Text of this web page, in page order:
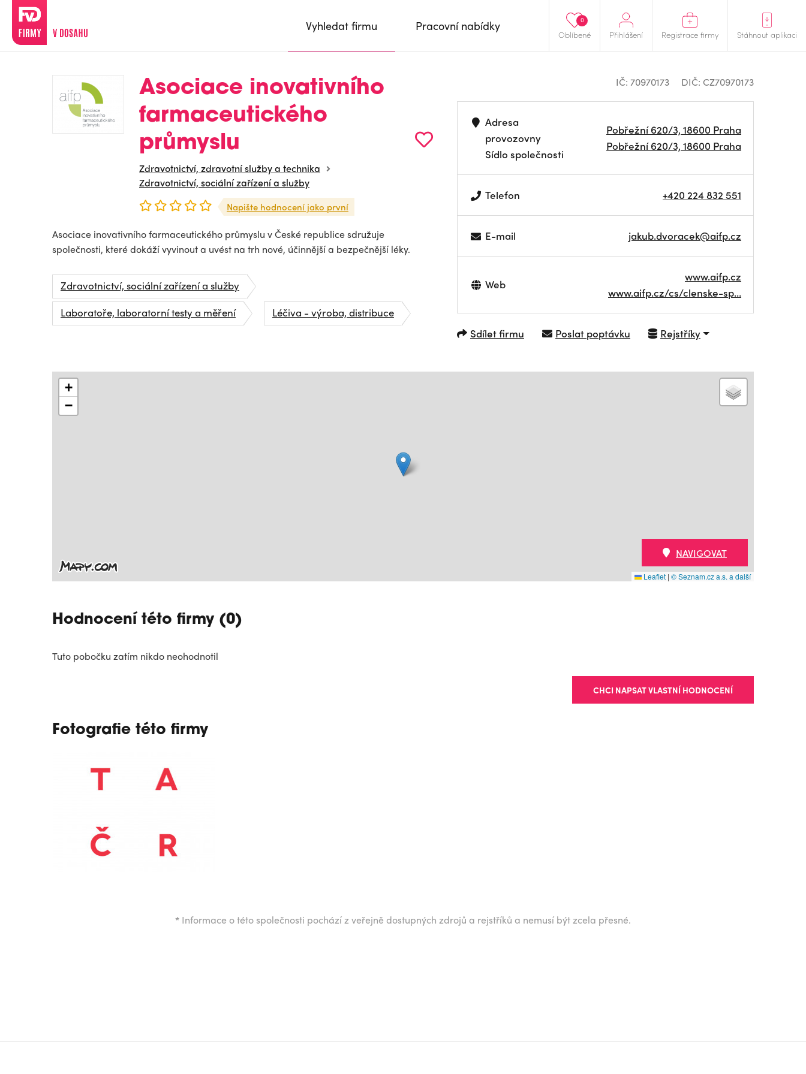
Oblíbené
0
Přihlášení Registrace firmy Stáhnout aplikaci
Vyhledat firmu Pracovní nabídky
Asociace inovativního
farmaceutického
průmyslu
Zdravotnictví, zdravotní služby a technika
Zdravotnictví, sociální zařízení a služby
Napište hodnocení jako první
Asociace inovativního farmaceutického průmyslu v České republice sdružuje
společnosti, které dokáží vyvinout a uvést na trh nové, účinnější a bezpečnější léky.
Zdravotnictví, sociální zařízení a služby
Laboratoře, laboratorní testy a měření
Léčiva - výroba, distribuce
IČ: 70970173 DIČ: CZ70970173
Adresa
provozovny
Sídlo společnosti
Pobřežní 620/3, 18600 Praha
Pobřežní 620/3, 18600 Praha
Telefon +420 224 832 551
E-mail jakub.dvoracek@aifp.cz
Web
www.aifp.cz
www.aifp.cz/cs/clenske-sp…
Sdílet firmu Poslat poptávku Rejstříky
+
−
Leaflet | © Seznam.cz a.s. a další
NAVIGOVAT
Hodnocení této firmy (0)
Tuto pobočku zatím nikdo neohodnotil
CHCI NAPSAT VLASTNÍ HODNOCENÍ
Fotografie této firmy
* Informace o této společnosti pochází z veřejně dostupných zdrojů a rejstříků a nemusí být zcela přesné.